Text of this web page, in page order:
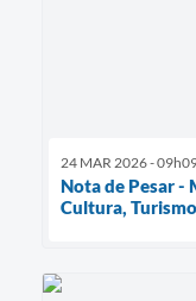
24 MAR 2026 -
Nota de Pesar -
Cultura,